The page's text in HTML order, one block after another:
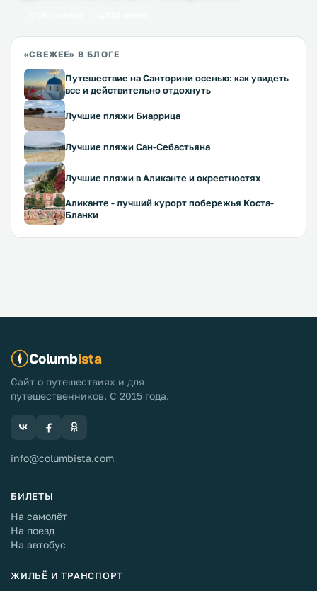
«СВЕЖЕЕ» В БЛОГЕ
Путешествие на Санторини осенью: как увидеть
все и действительно отдохнуть
Лучшие пляжи Биаррица
Лучшие пляжи Сан-Себастьяна
Лучшие пляжи в Аликанте и окрестностях
Аликанте - лучший курорт побережья Коста-
Бланки
Columbista
Сайт о путешествиях и для
путешественников. С 2015 года.
info@columbista.com
БИЛЕТЫ
На самолёт
На поезд
На автобус
ЖИЛЬЁ И ТРАНСПОРТ